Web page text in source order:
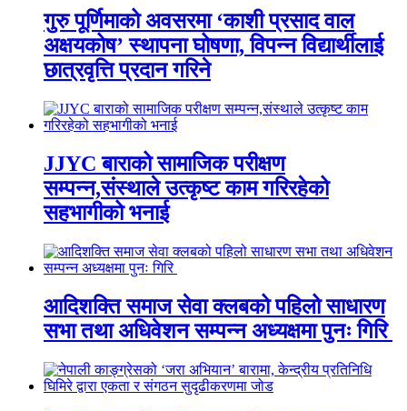
गुरु पूर्णिमाको अवसरमा ‘काशी प्रसाद वाल
अक्षयकोष’ स्थापना घोषणा, विपन्न विद्यार्थीलाई
छात्रवृत्ति प्रदान गरिने
JJYC बाराको सामाजिक परीक्षण
सम्पन्न,संस्थाले उत्कृष्ट काम गरिरहेको
सहभागीको भनाई
आदिशक्ति समाज सेवा क्लबको पहिलो साधारण
सभा तथा अधिवेशन सम्पन्न अध्यक्षमा पुनः गिरि